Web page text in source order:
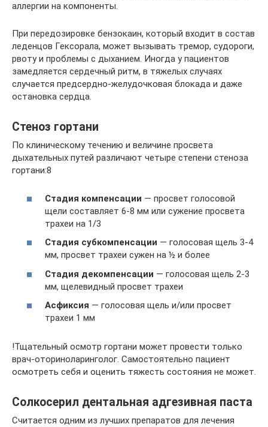
аллергии на компоненты.
При передозировке бензокаин, который входит в состав
леденцов Гексорала, может вызывать тремор, судороги,
рвоту и проблемы с дыханием. Иногда у пациентов
замедляется сердечный ритм, в тяжелых случаях
случается предсердно-желудочковая блокада и даже
остановка сердца.
Стеноз гортани
По клиническому течению и величине просвета
дыхательных путей различают четыре степени стеноза
гортани:8
Стадия компенсации — просвет голосовой
щели составляет 6-8 мм или сужение просвета
трахеи на 1/3
Стадия субкомпенсации — голосовая щель 3-4
мм, просвет трахеи сужен на ½ и более
Стадия декомпенсации — голосовая щель 2-3
мм, щелевидный просвет трахеи
Асфиксия — голосовая щель и/или просвет
трахеи 1 мм
!Тщательный осмотр гортани может провести только
врач-оториноларинголог. Самостоятельно пациент
осмотреть себя и оценить тяжесть состояния не может.
Солкосерил дентальная адгезивная паста
Считается одним из лучших препаратов для лечения